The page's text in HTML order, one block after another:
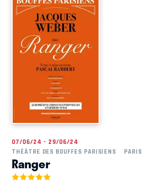
07/06/24 - 29/06/24
THÉÂTRE DES BOUFFES PARISIENS
PARIS
Ranger